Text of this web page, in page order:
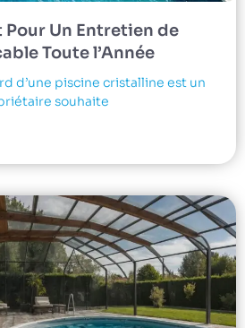
Un Entretien de
Toute l’Année
d’une piscine cristalline est un
souhaite